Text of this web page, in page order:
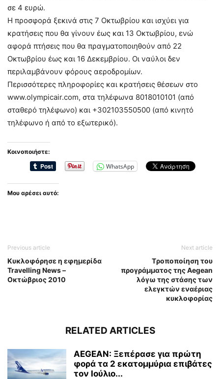
σε 4 ευρώ.
Η προσφορά ξεκινά στις 7 Οκτωβρίου και ισχύει για
κρατήσεις που θα γίνουν έως και 13 Οκτωβρίου, ενώ
αφορά πτήσεις που θα πραγματοποιηθούν από 22
Οκτωβρίου έως και 16 Δεκεμβρίου. Οι ναύλοι δεν
περιλαμβάνουν φόρους αεροδρομίων.
Περισσότερες πληροφορίες και κρατήσεις θέσεων στο
www.olympicair.com, στα τηλέφωνα 8018010101 (από
σταθερό τηλέφωνο) και +302103550500 (από κινητό
τηλέφωνο ή από το εξωτερικό).
Κοινοποιήστε:
WhatsApp
Μου αρέσει αυτό:
Previous article
Κυκλοφόρησε η εφημερίδα
Travelling News –
Οκτώβριος 2010
Next article
Tροποποίηση του
προγράμματος της Aegean
λόγω της στάσης των
ελεγκτών εναέριας
κυκλοφορίας
RELATED ARTICLES
AEGEAN: Ξεπέρασε για πρώτη
φορά τα 2 εκατομμύρια επιβάτες
τον Ιούλιο...